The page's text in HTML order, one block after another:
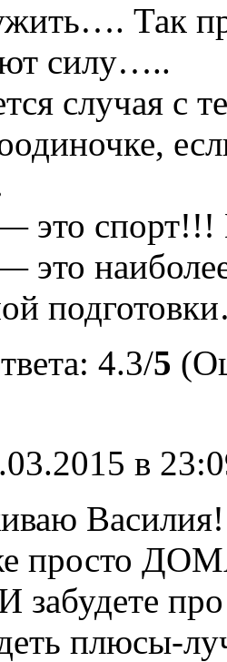
Так
силу…..
случая
это
это
4.3/5
в
Василия!
просто
забудете
плюсы-